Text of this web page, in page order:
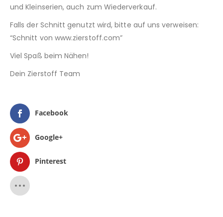
und Kleinserien, auch zum Wiederverkauf.
Falls der Schnitt genutzt wird, bitte auf uns verweisen:
“Schnitt von www.zierstoff.com”
Viel Spaß beim Nähen!
Dein Zierstoff Team
Facebook
Google+
Pinterest